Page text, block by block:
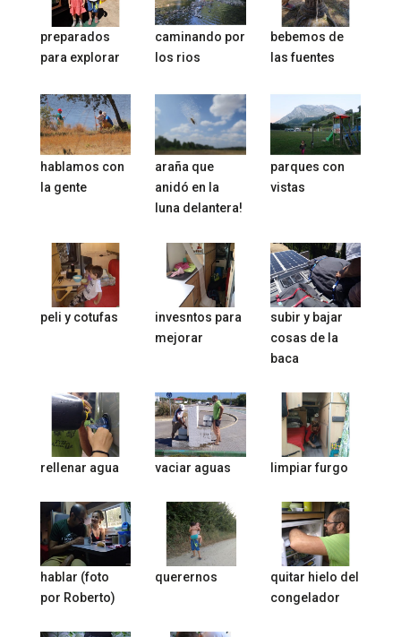
preparados
para explorar
caminando por
los rios
bebemos de
las fuentes
hablamos con
la gente
araña que
anidó en la
luna delantera!
parques con
vistas
peli y cotufas
invesntos para
mejorar
subir y bajar
cosas de la
baca
rellenar agua vaciar aguas limpiar furgo
hablar (foto
por Roberto)
querernos
quitar hielo del
congelador